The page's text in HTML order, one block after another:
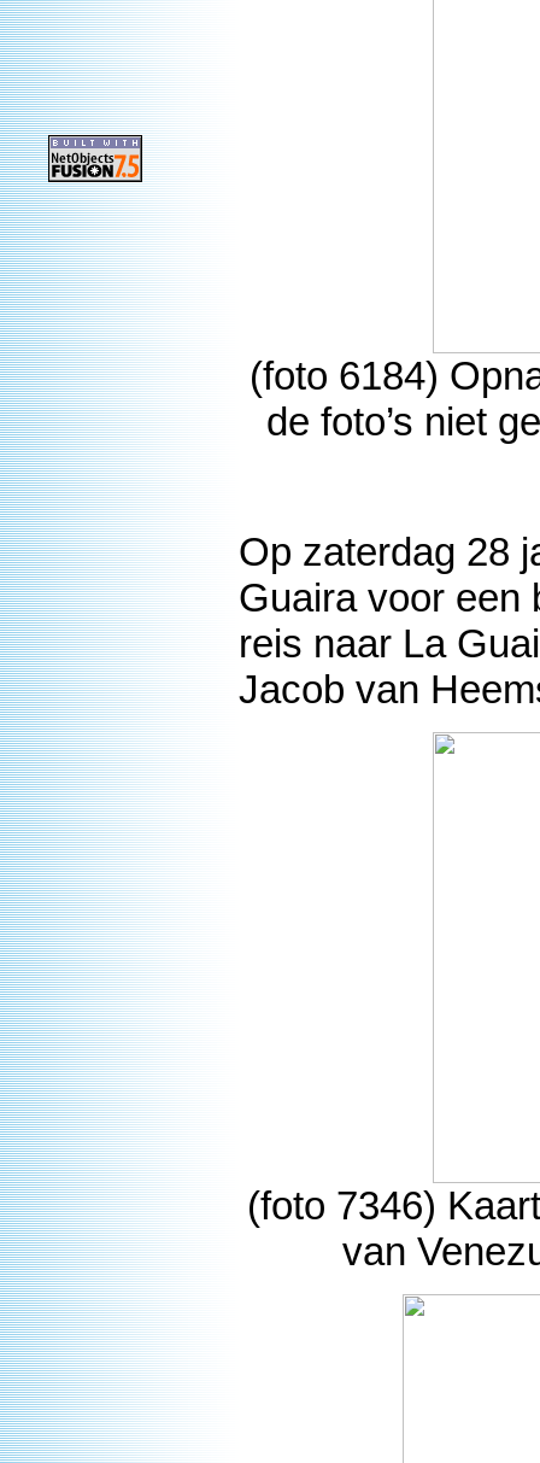
(foto 6184)
de foto’s niet
Op zaterdag 28
Guaira voor een
reis naar La
Jacob van
(foto 7346)
van